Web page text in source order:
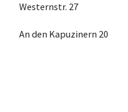
Westernstr. 27
An den Kapuzinern 20